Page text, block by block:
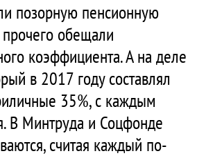
позорную пенсионную
обещали
коэффициента. А на деле
в 2017 году составлял
35%, с каждым
В Минтруда и Соцфонде
считая каждый по-